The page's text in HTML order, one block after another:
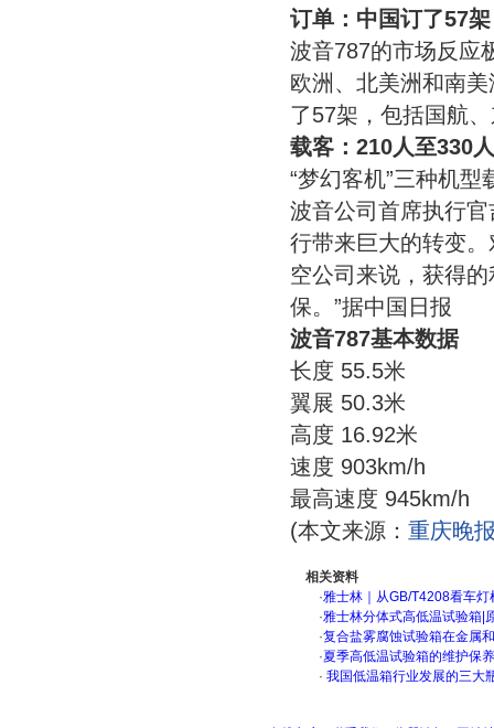
订单：中国订了57架
波音787的市场反应
欧洲、北美洲和南
了57架，包括国航
载客：210人至330人
“梦幻客机”三种机
波音公司首席执行官
行带来巨大的转变
空公司来说，获得
保。”据中国日报
波音787基本数据
长度 55.5米
翼展 50.3米
高度 16.92米
速度 903km/h
最高速度 945km/h
(本文来源： 重庆晚
相关资料
·雅士林｜从GB/T4208看车
·雅士林分体式高低温试验箱|
·复合盐雾腐蚀试验箱在金属
·夏季高低温试验箱的维护保
· 我国低温箱行业发展的三大